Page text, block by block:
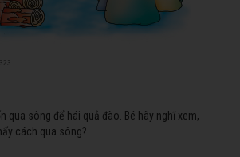
1323
qua sông để hái quả đào. Bé hãy nghĩ xem,
cách qua sông?